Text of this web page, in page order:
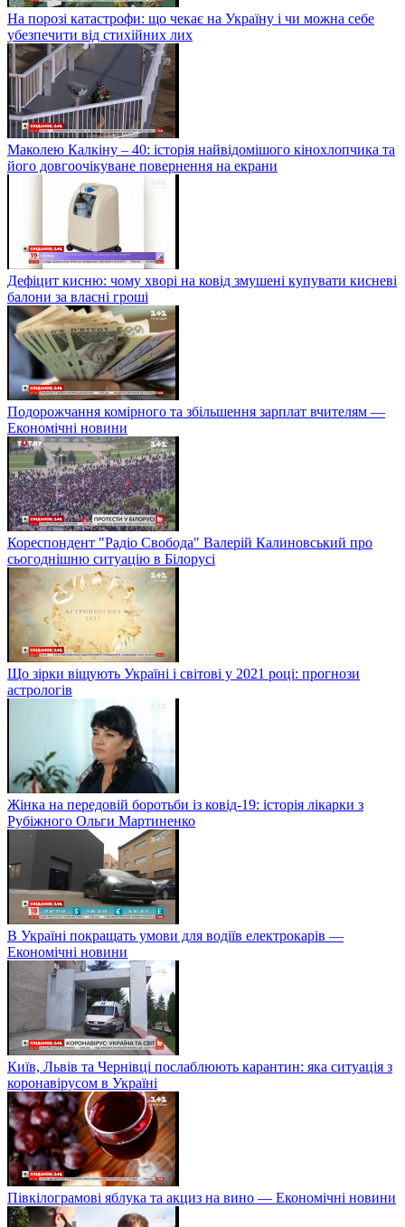
На порозі катастрофи: що чекає на Україну і чи можна себе
убезпечити від стихійних лих
Маколею Калкіну – 40: історія найвідомішого кінохлопчика та
його довгоочікуване повернення на екрани
Дефіцит кисню: чому хворі на ковід змушені купувати кисневі
балони за власні гроші
Подорожчання комірного та збільшення зарплат вчителям —
Економічні новини
Кореспондент "Радіо Свобода" Валерій Калиновський про
сьогоднішню ситуацію в Білорусі
Що зірки віщують Україні і світові у 2021 році: прогнози
астрологів
Жінка на передовій боротьби із ковід-19: історія лікарки з
Рубіжного Ольги Мартиненко
В Україні покращать умови для водіїв електрокарів —
Економічні новини
Київ, Львів та Чернівці послаблюють карантин: яка ситуація з
коронавірусом в Україні
Півкілограмові яблука та акциз на вино — Економічні новини